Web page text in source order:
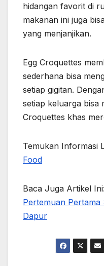
hidangan favorit di
makanan ini juga
yang menjanjikan.
Egg Croquettes
sederhana bisa
setiap gigitan.
setiap keluarga bisa
Croquettes khas
Temukan Informasi
Food
Baca Juga Artikel Ini:
Pertemuan Pertama
Dapur